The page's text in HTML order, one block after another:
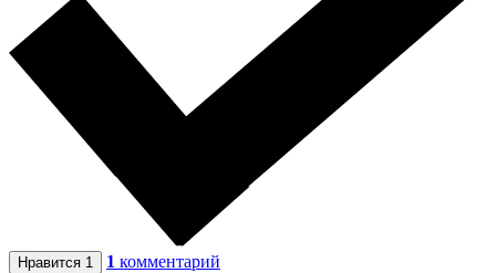
Нравится 1 1 комментарий